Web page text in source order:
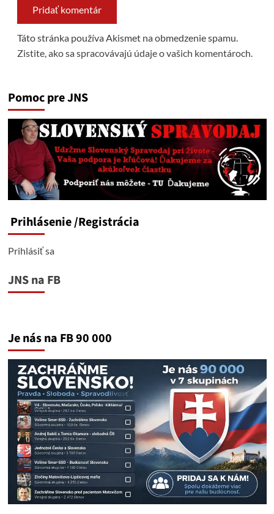
Táto stránka používa Akismet na obmedzenie spamu.
Zistite, ako sa spracovávajú údaje o vašich komentároch.
Pomoc pre JNS
Prihlásenie/Registrácia
Prihlásiť sa
JNS na FB
Je nás na FB 90 000